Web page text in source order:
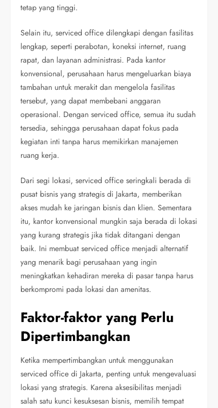
tetap yang tinggi.
Selain itu, serviced office dilengkapi dengan fasilitas
lengkap, seperti perabotan, koneksi internet, ruang
rapat, dan layanan administrasi. Pada kantor
konvensional, perusahaan harus mengeluarkan biaya
tambahan untuk merakit dan mengelola fasilitas
tersebut, yang dapat membebani anggaran
operasional. Dengan serviced office, semua itu sudah
tersedia, sehingga perusahaan dapat fokus pada
kegiatan inti tanpa harus memikirkan manajemen
ruang kerja.
Dari segi lokasi, serviced office seringkali berada di
pusat bisnis yang strategis di Jakarta, memberikan
akses mudah ke jaringan bisnis dan klien. Sementara
itu, kantor konvensional mungkin saja berada di lokasi
yang kurang strategis jika tidak ditangani dengan
baik. Ini membuat serviced office menjadi alternatif
yang menarik bagi perusahaan yang ingin
meningkatkan kehadiran mereka di pasar tanpa harus
berkompromi pada lokasi dan amenitas.
Faktor-faktor yang Perlu
Dipertimbangkan
Ketika mempertimbangkan untuk menggunakan
serviced office di Jakarta, penting untuk mengevaluasi
lokasi yang strategis. Karena aksesibilitas menjadi
salah satu kunci kesuksesan bisnis, memilih tempat